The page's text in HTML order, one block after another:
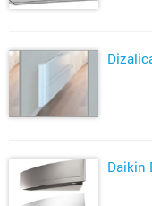
Daikin